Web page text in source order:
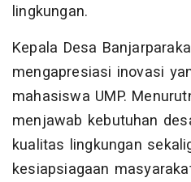
lingkungan.
Kepala Desa
mengapresiasi inovasi
mahasiswa UMP.
menjawab kebutuhan
kualitas lingkungan
kesiapsiagaan